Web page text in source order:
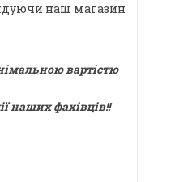
наш магазин
вартістю
наших фахівців!!